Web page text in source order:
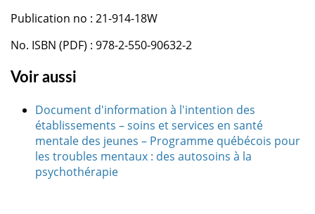
Publication no : 21-914-18W
No. ISBN (PDF) : 978-2-550-90632-2
Voir aussi
Document d'information à l'intention des
établissements – soins et services en santé
mentale des jeunes – Programme québécois pour
les troubles mentaux : des autosoins à la
psychothérapie